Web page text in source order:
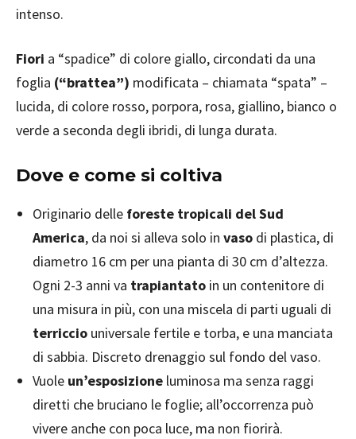
intenso.
Fiori a “spadice” di colore giallo, circondati da una
foglia (“brattea”) modificata – chiamata “spata” –
lucida, di colore rosso, porpora, rosa, giallino, bianco o
verde a seconda degli ibridi, di lunga durata.
Dove e come si coltiva
Originario delle foreste tropicali del Sud
America, da noi si alleva solo in vaso di plastica, di
diametro 16 cm per una pianta di 30 cm d’altezza.
Ogni 2-3 anni va trapiantato in un contenitore di
una misura in più, con una miscela di parti uguali di
terriccio universale fertile e torba, e una manciata
di sabbia. Discreto drenaggio sul fondo del vaso.
Vuole un’esposizione luminosa ma senza raggi
diretti che bruciano le foglie; all’occorrenza può
vivere anche con poca luce, ma non fiorirà.